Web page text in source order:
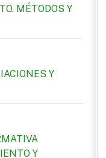
MÉTODOS Y
Y
Y